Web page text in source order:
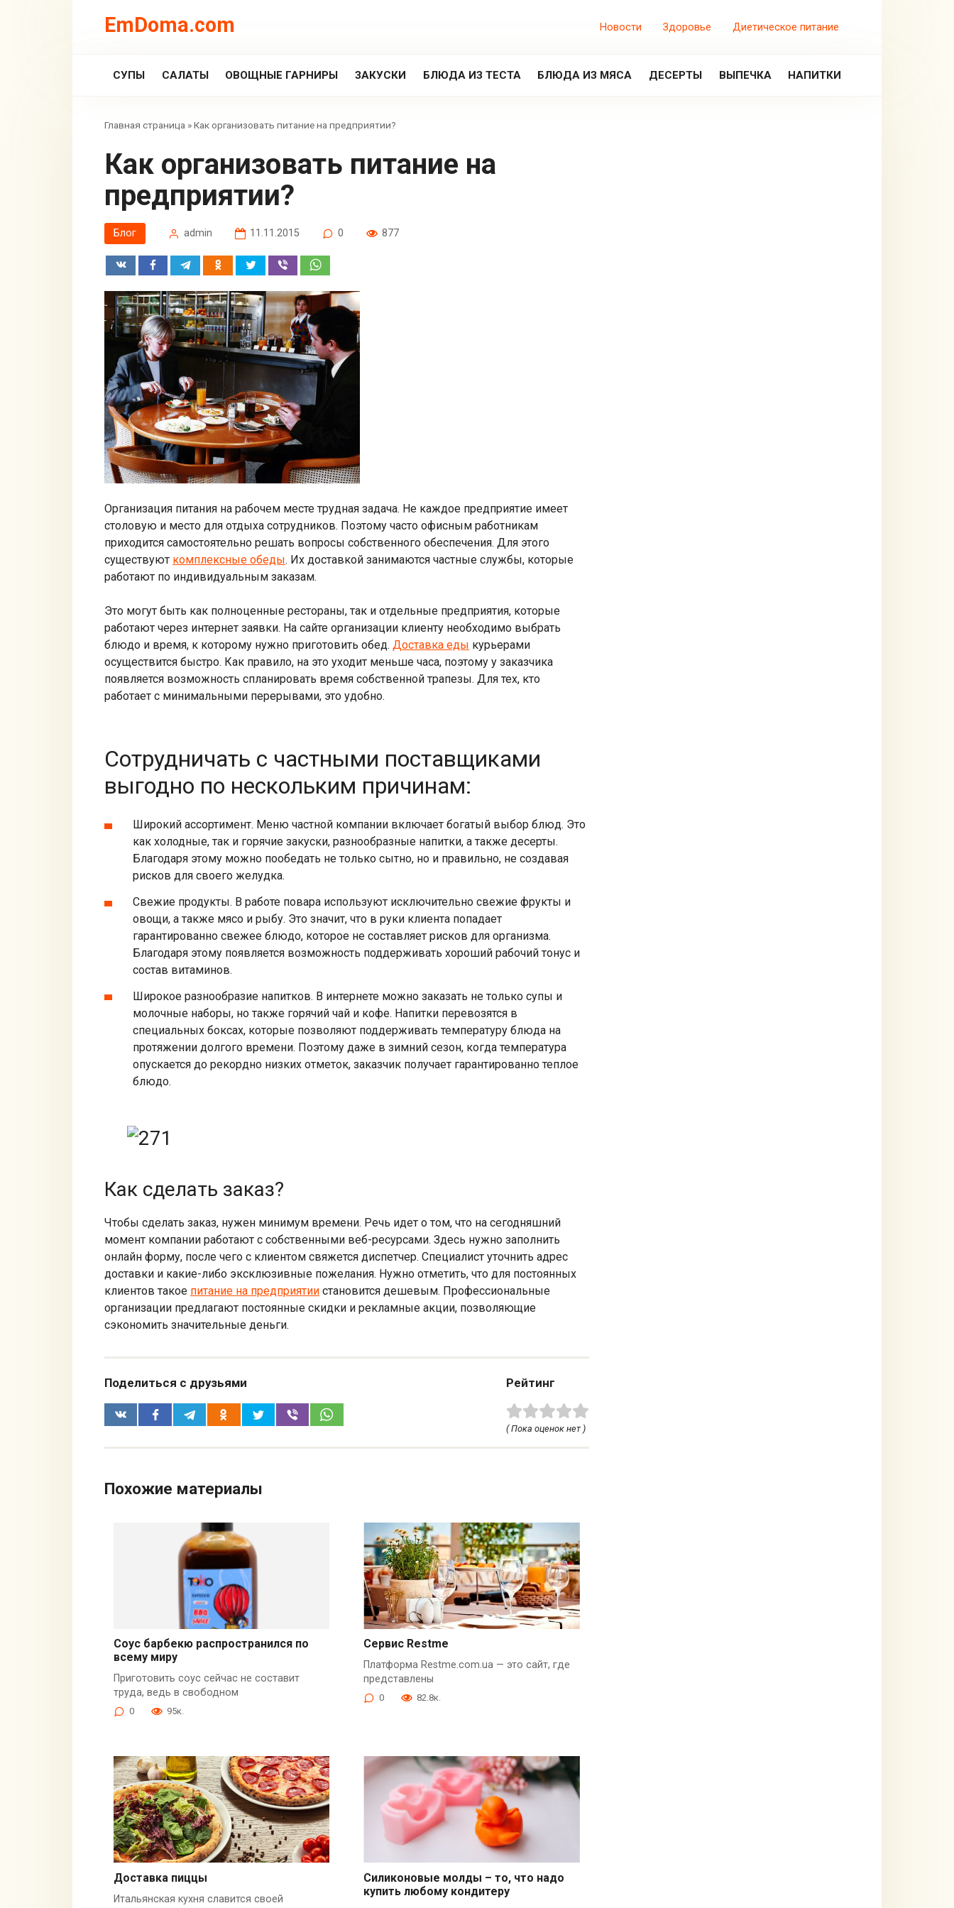
EmDoma.com Новости Здоровье Диетическое питание
СУПЫ САЛАТЫ ОВОЩНЫЕ ГАРНИРЫ ЗАКУСКИ БЛЮДА ИЗ ТЕСТА БЛЮДА ИЗ МЯСА ДЕСЕРТЫ ВЫПЕЧКА НАПИТКИ
Главная страница »Как организовать питание на предприятии?
Как организовать питание на
предприятии?
Блог admin 11.11.2015 0 877
Организация питания на рабочем месте трудная задача. Не каждое предприятие имеет
столовую и место для отдыха сотрудников. Поэтому часто офисным работникам
приходится самостоятельно решать вопросы собственного обеспечения. Для этого
существуют комплексные обеды. Их доставкой занимаются частные службы, которые
работают по индивидуальным заказам.
Это могут быть как полноценные рестораны, так и отдельные предприятия, которые
работают через интернет заявки. На сайте организации клиенту необходимо выбрать
блюдо и время, к которому нужно приготовить обед. Доставка еды курьерами
осуществится быстро. Как правило, на это уходит меньше часа, поэтому у заказчика
появляется возможность спланировать время собственной трапезы. Для тех, кто
работает с минимальными перерывами, это удобно.
Сотрудничать с частными поставщиками
выгодно по нескольким причинам:
Широкий ассортимент. Меню частной компании включает богатый выбор блюд. Это
как холодные, так и горячие закуски, разнообразные напитки, а также десерты.
Благодаря этому можно пообедать не только сытно, но и правильно, не создавая
рисков для своего желудка.
Свежие продукты. В работе повара используют исключительно свежие фрукты и
овощи, а также мясо и рыбу. Это значит, что в руки клиента попадает
гарантированно свежее блюдо, которое не составляет рисков для организма.
Благодаря этому появляется возможность поддерживать хороший рабочий тонус и
состав витаминов.
Широкое разнообразие напитков. В интернете можно заказать не только супы и
молочные наборы, но также горячий чай и кофе. Напитки перевозятся в
специальных боксах, которые позволяют поддерживать температуру блюда на
протяжении долгого времени. Поэтому даже в зимний сезон, когда температура
опускается до рекордно низких отметок, заказчик получает гарантированно теплое
блюдо.
Как сделать заказ?
Чтобы сделать заказ, нужен минимум времени. Речь идет о том, что на сегодняшний
момент компании работают с собственными веб-ресурсами. Здесь нужно заполнить
онлайн форму, после чего с клиентом свяжется диспетчер. Специалист уточнить адрес
доставки и какие-либо эксклюзивные пожелания. Нужно отметить, что для постоянных
клиентов такое питание на предприятии становится дешевым. Профессиональные
организации предлагают постоянные скидки и рекламные акции, позволяющие
сэкономить значительные деньги.
Поделиться с друзьями Рейтинг
( Пока оценок нет )
Похожие материалы
Соус барбекю распространился по
всему миру
Приготовить соус сейчас не составит
труда, ведь в свободном
0 95к.
Сервис Restme
Платформа Restme.com.ua — это сайт, где
представлены
0 82.8к.
Доставка пиццы
Итальянская кухня славится своей
Силиконовые молды – то, что надо
купить любому кондитеру